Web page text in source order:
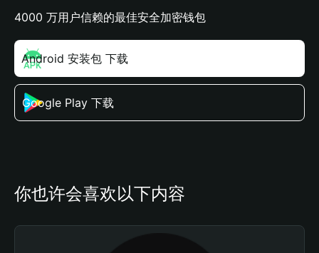
4000 万用户信赖的最佳安全加密钱包
Android 安装包 下载
Google Play 下载
你也许会喜欢以下内容